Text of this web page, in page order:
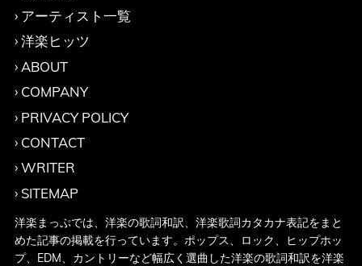
アーティスト一覧
洋楽ヒッツ
ABOUT
COMPANY
PRIVACY POLICY
CONTACT
WRITER
SITEMAP
洋楽まっぷでは、洋楽の歌詞和訳、洋楽歌詞カタカナ表記をまと
めた記事の掲載を行っています。ポップス、ロック、ヒップホッ
プ、EDM、カントリーなど幅広く選曲した洋楽の歌詞和訳を洋楽